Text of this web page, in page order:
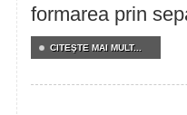
formarea prin
CITEŞTE MAI MULT...